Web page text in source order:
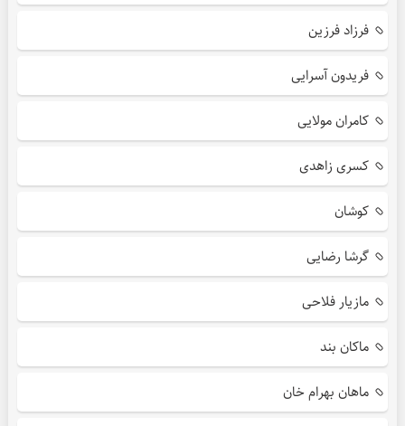
فرزاد فرزین
فریدون آسرایی
کامران مولایی
کسری زاهدی
کوشان
گرشا رضایی
مازیار فلاحی
ماکان بند
ماهان بهرام خان